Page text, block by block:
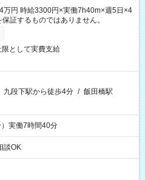
円 時給3300円×実働7h40m×週5日×4
証するものではありません。
として実費支給
九段下駅から徒歩4分 / 飯田橋駅
実働7時間40分
OK